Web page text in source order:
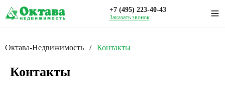
+7 (495) 223-40-43
Заказать звонок
Октава-Недвижимость / Контакты
Контакты